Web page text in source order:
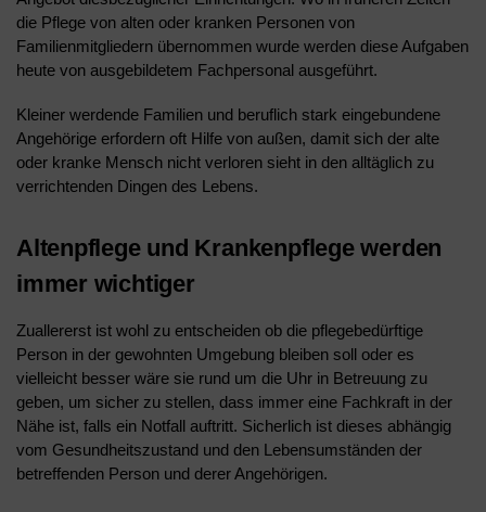
die Pflege von alten oder kranken Personen von
Familienmitgliedern übernommen wurde werden diese Aufgaben
heute von ausgebildetem Fachpersonal ausgeführt.
Kleiner werdende Familien und beruflich stark eingebundene
Angehörige erfordern oft Hilfe von außen, damit sich der alte
oder kranke Mensch nicht verloren sieht in den alltäglich zu
verrichtenden Dingen des Lebens.
Altenpflege und Krankenpflege werden
immer wichtiger
Zuallererst ist wohl zu entscheiden ob die pflegebedürftige
Person in der gewohnten Umgebung bleiben soll oder es
vielleicht besser wäre sie rund um die Uhr in Betreuung zu
geben, um sicher zu stellen, dass immer eine Fachkraft in der
Nähe ist, falls ein Notfall auftritt. Sicherlich ist dieses abhängig
vom Gesundheitszustand und den Lebensumständen der
betreffenden Person und derer Angehörigen.